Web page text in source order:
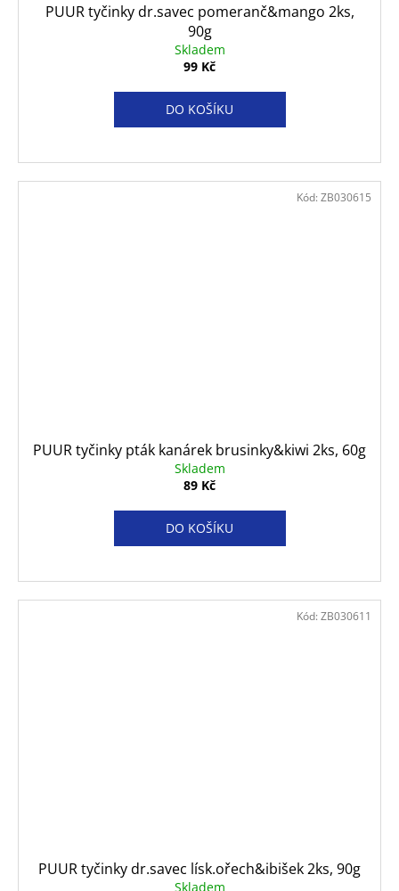
PUUR tyčinky dr.savec pomeranč&mango 2ks,
90g
Skladem
99 Kč
DO KOŠÍKU
PUUR tyčinky pták kanárek brusinky&kiwi 2ks, 60g
Skladem
89 Kč
DO KOŠÍKU
Kód: ZB030615
PUUR tyčinky dr.savec lísk.ořech&ibišek 2ks, 90g
Skladem
Kód: ZB030611